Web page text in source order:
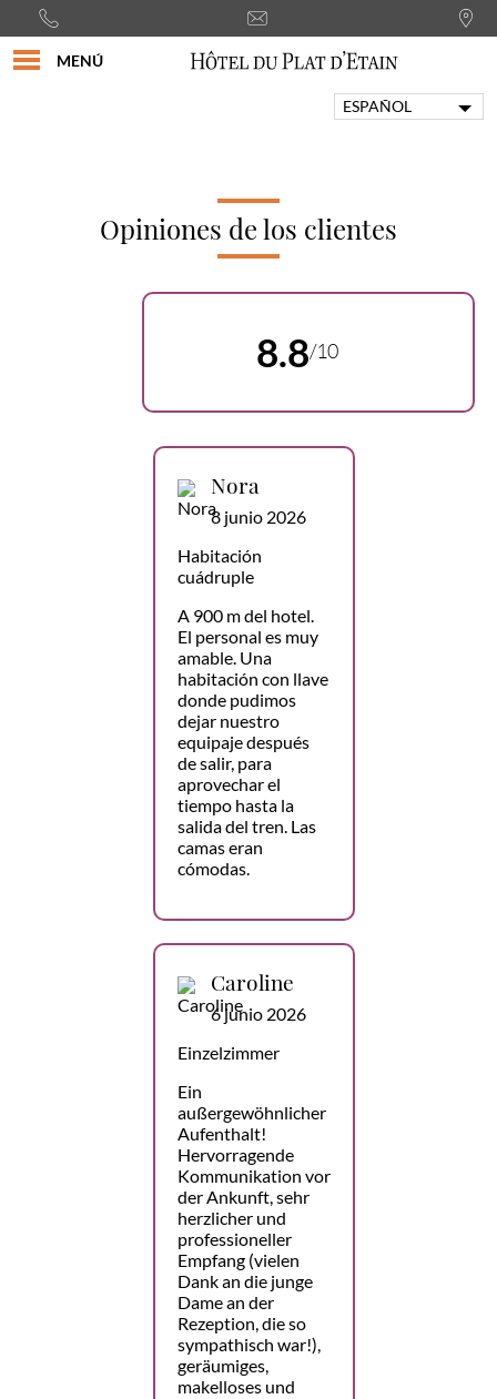
MENÚ
ESPAÑOL
ITALIANO
Opiniones de los clientes
8.8/10
Nora
8 junio 2026
Habitación
cuádruple
A 900 m del hotel.
El personal es muy
amable. Una
habitación con llave
donde pudimos
dejar nuestro
equipaje después
de salir, para
aprovechar el
tiempo hasta la
salida del tren. Las
camas eran
cómodas.
Caroline
6 junio 2026
Einzelzimmer
Ein
außergewöhnlicher
Aufenthalt!
Hervorragende
Kommunikation vor
der Ankunft, sehr
herzlicher und
professioneller
Empfang (vielen
Dank an die junge
Dame an der
Rezeption, die so
sympathisch war!),
geräumiges,
makelloses und